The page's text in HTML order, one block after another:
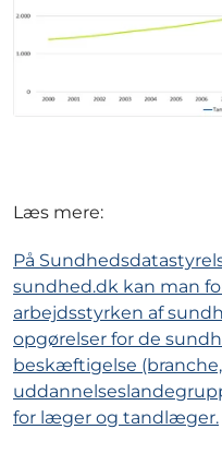
Læs mere:
På
sundhed.dk kan man
arbejdsstyrken af
opgørelser for de
beskæftigelse
for læger og tandlæger.